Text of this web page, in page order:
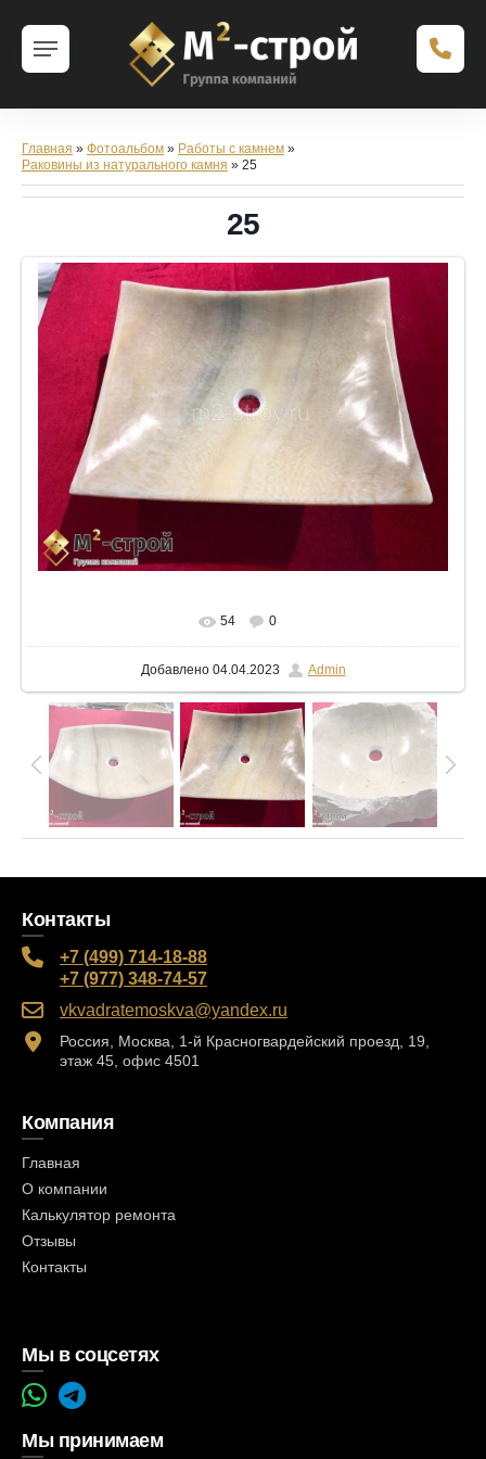
Главная » Фотоальбом » Работы с камнем »
Раковины из натурального камня » 25
25
54
0
Добавлено04.04.2023 Admin
Контакты
+7 (499) 714-18-88
+7 (977) 348-74-57
vkvadratemoskva@yandex.ru
Россия, Москва, 1-й Красногвардейский проезд, 19,
этаж 45, офис 4501
Компания
Главная
О компании
Калькулятор ремонта
Отзывы
Контакты
Мы в соцсетях
Мы принимаем